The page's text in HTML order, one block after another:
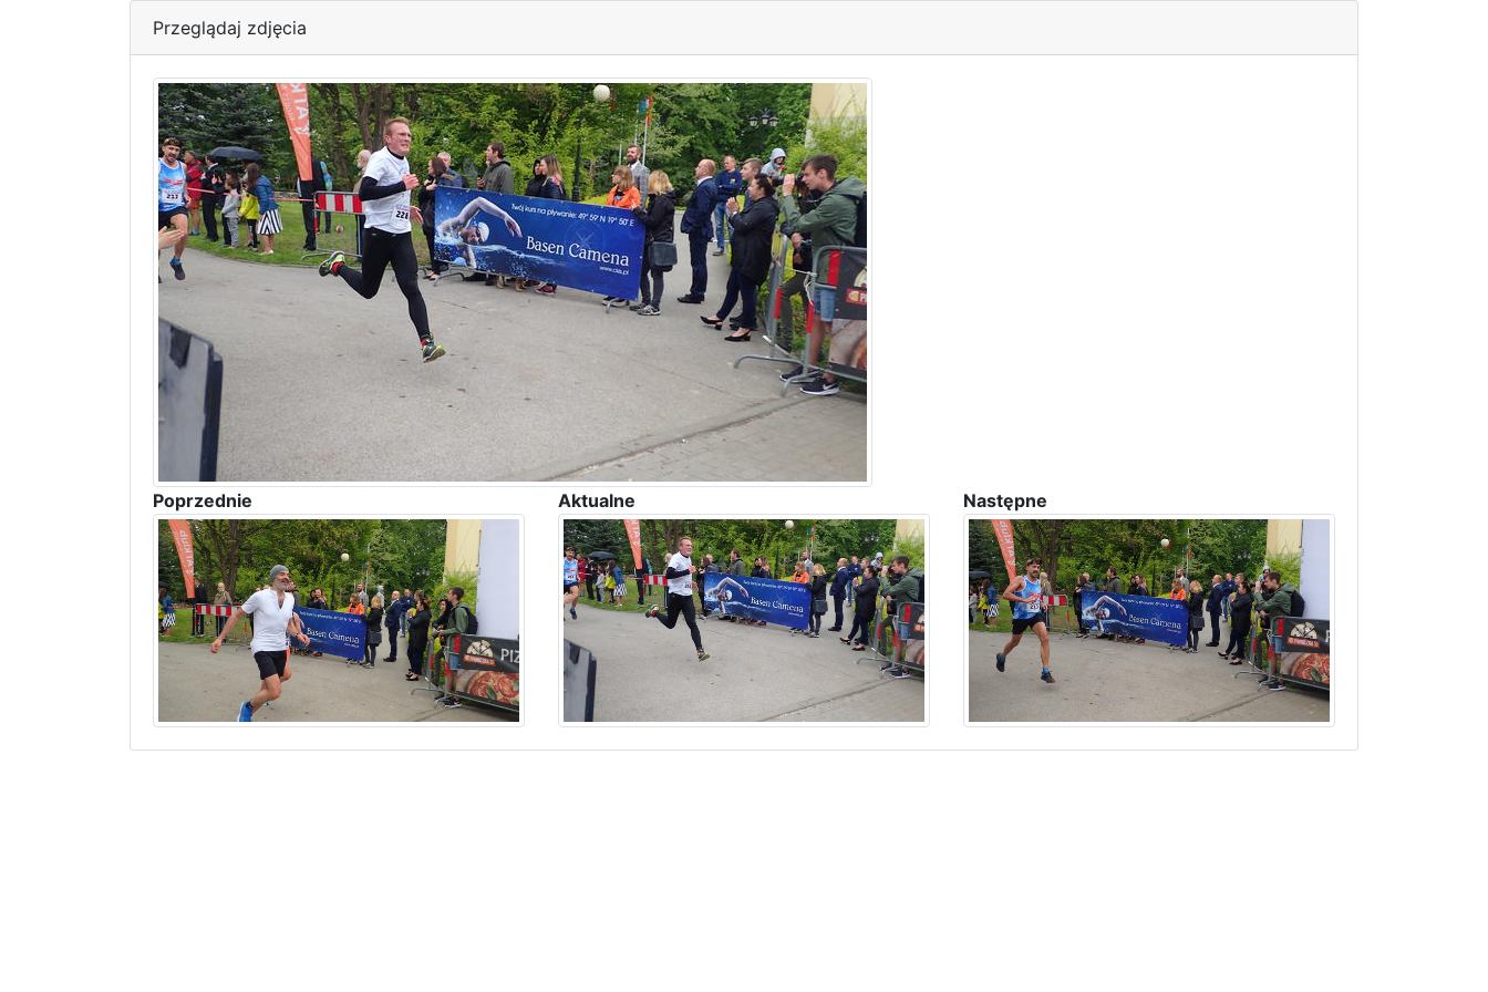
Przeglądaj zdjęcia
Poprzednie Aktualne Następne